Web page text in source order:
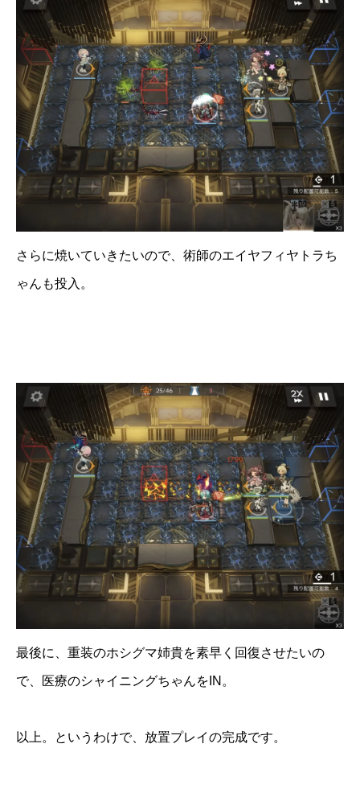
さらに焼いていきたいので、術師のエイヤフィヤトラち
ゃんも投入。
最後に、重装のホシグマ姉貴を素早く回復させたいの
で、医療のシャイニングちゃんをIN。
以上。というわけで、放置プレイの完成です。